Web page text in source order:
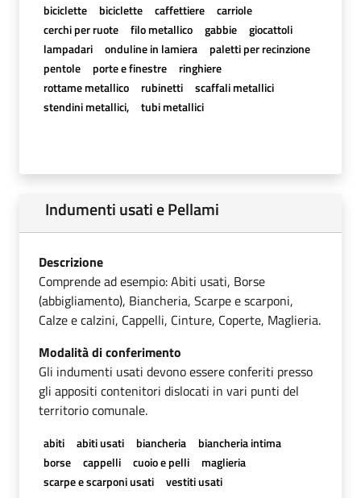
biciclette biciclette caffettiere
carriole
cerchi per ruote
filo metallico gabbie
giocattoli
lampadari
onduline in lamiera
paletti per recinzione
pentole
porte e finestre
ringhiere
rottame metallico
rubinetti
scaffali metallici
stendini metallici,
tubi metallici
Indumenti usati e Pellami
Descrizione
Comprende ad esempio: Abiti usati, Borse
(abbigliamento), Biancheria, Scarpe e scarponi,
Calze e calzini, Cappelli, Cinture, Coperte, Maglieria.
Modalità di conferimento
Gli indumenti usati devono essere conferiti presso
gli appositi contenitori dislocati in vari punti del
territorio comunale.
abiti abiti usati biancheria
biancheria intima
borse
cappelli cuoio e pelli
maglieria
scarpe e scarponi usati
vestiti usati